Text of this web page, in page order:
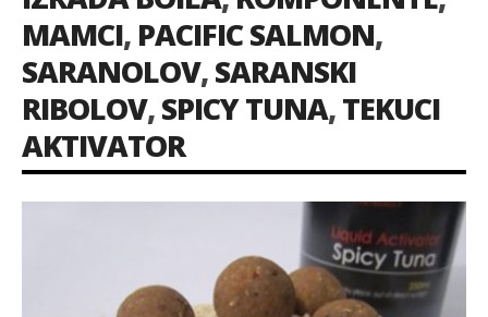
MAMCI, PACIFIC SALMON,
SARANOLOV,SARANSKI
RIBOLOV,SPICY TUNA,TEKUCI
AKTIVATOR